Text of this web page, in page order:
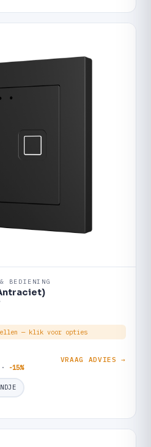
BEDIENING
— klik voor opties
-15%
VRAAG ADVIES →